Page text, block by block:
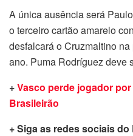
A única ausência será
o terceiro cartão amarelo
desfalcará o Cruzmaltino
ano. Puma Rodríguez deve
+Vasco perde jogador
Brasileirão
+ Siga as redes sociais do